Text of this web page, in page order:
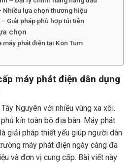
Nhiều lựa chọn thương hiệu
Giải pháp phù hợp túi tiền
chọn
phát điện tại Kon Tum
máy phát điện dân dụng
Nguyên với nhiều vùng xa xôi.
kín toàn bộ địa bàn. Máy phát
là giải pháp thiết yếu giúp người dân
máy phát điện ngày càng đa
và đơn vị cung cấp. Bài viết này